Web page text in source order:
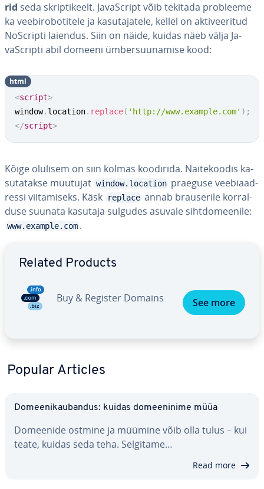
rid seda skrip­ti­keelt. Ja­vaSc­ript võib tekitada probleeme
ka vee­bi­ro­bo­ti­tele ja ka­su­ta­ja­tele, kellel on ak­ti­vee­ri­tud
NoScripti laiendus. Siin on näide, kuidas näeb välja Ja­
vaSc­ripti abil domeeni üm­ber­suu­na­mise kood:
<script>
window. location. replace( 'http://www.example.com' ) ;
</script>
html
Kõige olulisem on siin kolmas koodirida. Näi­te­koo­dis ka­
su­ta­takse muutujat window.location praeguse vee­biaad­
ressi vii­ta­miseks. Käsk
replace annab brau­se­rile kor­ral­
duse suunata kasutaja sulgudes asuvale siht­do­mee­nile:
www.example.com .
Related Products
Buy & Register Domains See more
Popular Articles
Do­mee­ni­kau­ban­dus: kuidas do­mee­ninime müüa
Domeenide ostmine ja müümine võib olla tulus – kui
teate, kuidas seda teha. Selgitame…
Read more